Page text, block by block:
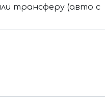
трансферу (авто с